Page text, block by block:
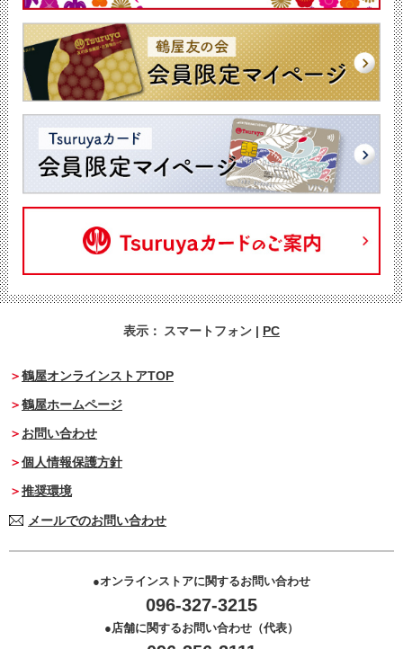
表示： スマートフォン | PC
鶴屋オンラインストアTOP
鶴屋ホームページ
お問い合わせ
個人情報保護方針
推奨環境
メールでのお問い合わせ
オンラインストアに関するお問い合わせ
096-327-3215
店舗に関するお問い合わせ（代表）